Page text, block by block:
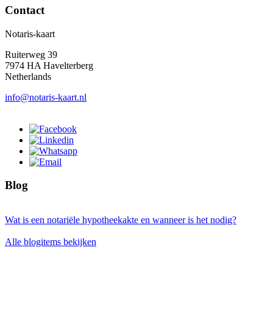
Contact
Notaris-kaart
Ruiterweg 39
7974 HA Havelterberg
Netherlands
info@notaris-kaart.nl
Blog
Wat is een notariële hypotheekakte en wanneer is het nodig?
Alle blogitems bekijken